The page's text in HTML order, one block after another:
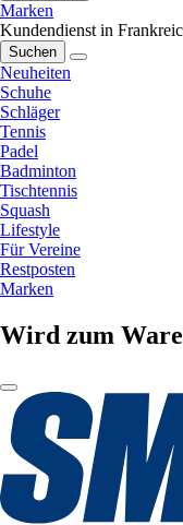
Marken
Kundendienst in
Suchen
Neuheiten
Schuhe
Schläger
Tennis
Padel
Badminton
Tischtennis
Squash
Lifestyle
Für Vereine
Restposten
Marken
Wird zum